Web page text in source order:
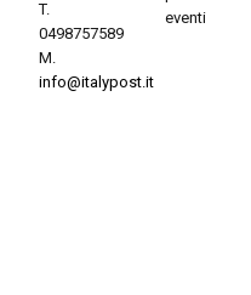
T.
0498757589
M.
info@italypost.it
eventi